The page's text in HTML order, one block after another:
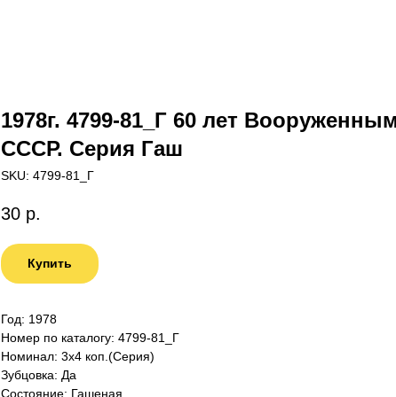
1978г. 4799-81_Г 60 лет
СССР. Серия Гаш
SKU: 4799-81_Г
30 р.
Купить
Год: 1978
Номер по каталогу: 4799-81_Г
Номинал: 3х4 коп.(Серия)
Зубцовка: Да
Состояние: Гашеная